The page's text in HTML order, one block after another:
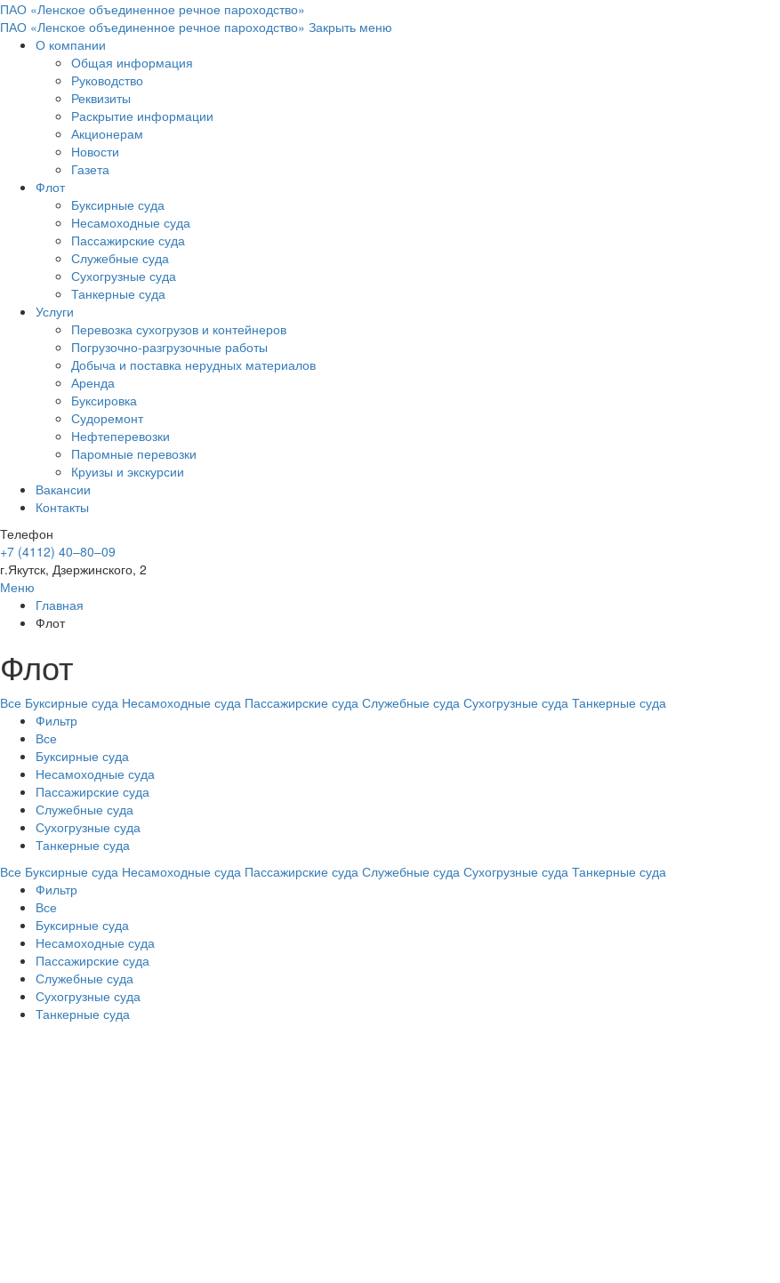
ПАО «Ленское объединенное речное пароходство»
ПАО «Ленское объединенное речное пароходство» Закрыть меню
О компании
Общая информация
Руководство
Реквизиты
Раскрытие информации
Акционерам
Новости
Газета
Флот
Буксирные суда
Несамоходные суда
Пассажирские суда
Служебные суда
Сухогрузные суда
Танкерные суда
Услуги
Перевозка сухогрузов и контейнеров
Погрузочно-разгрузочные работы
Добыча и поставка нерудных материалов
Аренда
Буксировка
Судоремонт
Нефтеперевозки
Паромные перевозки
Круизы и экскурсии
Вакансии
Контакты
Телефон
+7 (4112) 40‒80‒09
г.Якутск, Дзержинского, 2
Меню
Главная
Флот
Флот
Все Буксирные суда Несамоходные суда Пассажирские суда Служебные суда Сухогрузные суда Танкерные суда
Фильтр
Все
Буксирные суда
Несамоходные суда
Пассажирские суда
Служебные суда
Сухогрузные суда
Танкерные суда
Все Буксирные суда Несамоходные суда Пассажирские суда Служебные суда Сухогрузные суда Танкерные суда
Фильтр
Все
Буксирные суда
Несамоходные суда
Пассажирские суда
Служебные суда
Сухогрузные суда
Танкерные суда